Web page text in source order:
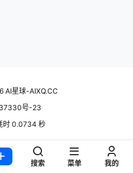
AI星球-AIXQ.CC
号-23
时 0.0734 秒
搜索 菜单 我的